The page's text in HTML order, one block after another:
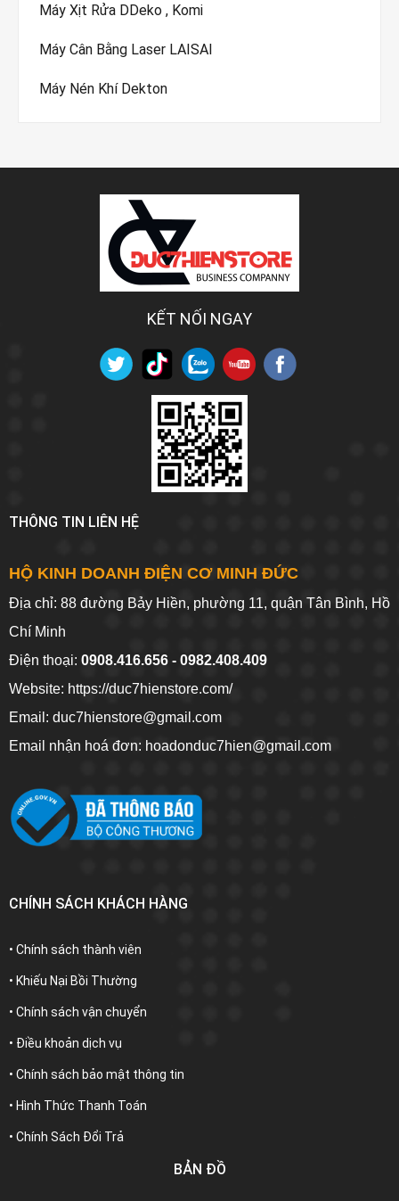
Máy Xịt Rửa DDeko , Komi
Máy Cân Bằng Laser LAISAI
Máy Nén Khí Dekton
KẾT NỐI NGAY
THÔNG TIN LIÊN HỆ
HỘ KINH DOANH ĐIỆN CƠ MINH ĐỨC
Địa chỉ: 88 đường Bảy Hiền, phường 11, quận Tân Bình, Hồ
Chí Minh
Điện thoại: 0908.416.656 - 0982.408.409
Website: https://duc7hienstore.com/
Email: duc7hienstore@gmail.com
Email nhận hoá đơn: hoadonduc7hien@gmail.com
CHÍNH SÁCH KHÁCH HÀNG
• Chính sách thành viên
• Khiếu Nại Bồi Thường
• Chính sách vận chuyển
• Điều khoản dịch vụ
• Chính sách bảo mật thông tin
• Hình Thức Thanh Toán
• Chính Sách Đổi Trả
BẢN ĐỒ